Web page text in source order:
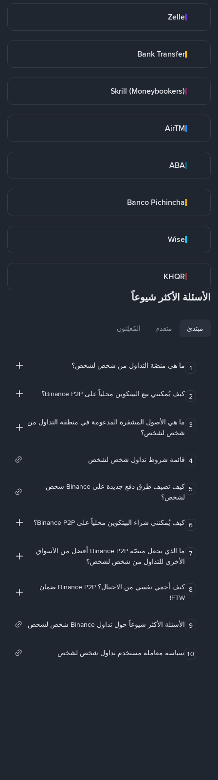
Zelle
Bank Transfer
Skrill (Moneybookers)
AirTM
ABA
Banco Pichincha
Wise
KHQR
الأسئلة الأكثر شيوعاً
مبتدئ متقدم المُعلِنون
1 ما هي منصّة التداول من شخص لشخص؟
2 كيف يُمكنني بيع البيتكوين محلياً على Binance P2P؟
3 ما هي الأصول المشفرة المدعومة في منطقة التداول من
شخص لشخص؟
4 قائمة شروط تداول شخص لشخص
5
كيف تضيف طرق دفع جديدة على Binance شخص
لشخص؟
6 كيف يُمكنني شراء البيتكوين محلياً على Binance P2P؟
7
ما الذي يجعل منصّة Binance P2P أفضل من الأسواق
الأخرى للتداول من شخص لشخص؟
8
كيف أحمي نفسي من الاحتيال؟ Binance P2P ضمان
FTW!
9 الأسئلة الأكثر شيوعاً حول تداول Binance شخص لشخص
10 سياسة معاملة مستخدم تداول شخص لشخص